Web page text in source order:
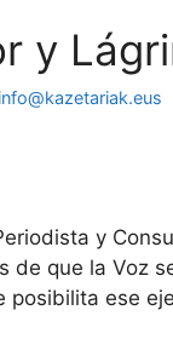
y
info@kazetariak.eus
y
de que la Voz
posibilita ese